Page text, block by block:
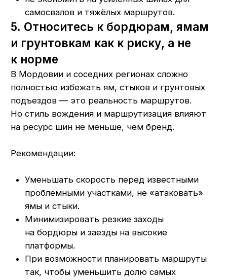
переставлять шины между осями
и машинами, где это допустимо
по размеру, индексу нагрузки
использовать наиболее свежие и «живые»
и маршрутах;
планировать восстановление и нарезку
предусмотрено производителем.
Такая политика управления шинами помогает
выжать максимум ресурса из каждого
комплекта и уменьшить непредвиденные
Итоги: короткий чек-лист
по продлению ресурса
давление.
Следите за ходовой и углами установки
колёс.
Используйте шины по назначению осей.
Не злоупотребляйте перегрузом.
Своевременно ремонтируйте повреждения.
Проводите плановую ротацию шин
в автопарке.